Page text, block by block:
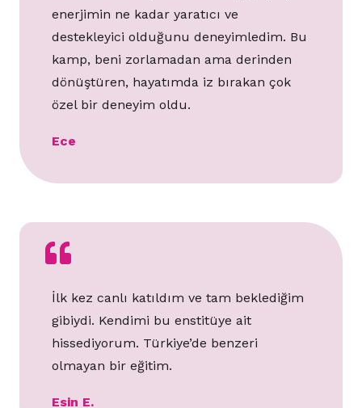
enerjimin ne kadar yaratıcı ve
destekleyici olduğunu deneyimledim. Bu
kamp, beni zorlamadan ama derinden
dönüştüren, hayatımda iz bırakan çok
özel bir deneyim oldu.
Ece
İlk kez canlı katıldım ve tam beklediğim
gibiydi. Kendimi bu enstitüye ait
hissediyorum. Türkiye’de benzeri
olmayan bir eğitim.
Esin E.